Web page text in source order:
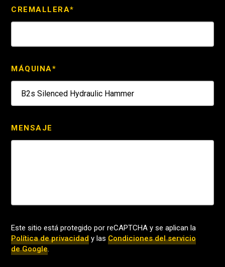
CREMALLERA*
MÁQUINA*
MENSAJE
Este sitio está protegido por reCAPTCHA y se aplican la
Política de privacidad y las Condiciones del servicio
de Google.